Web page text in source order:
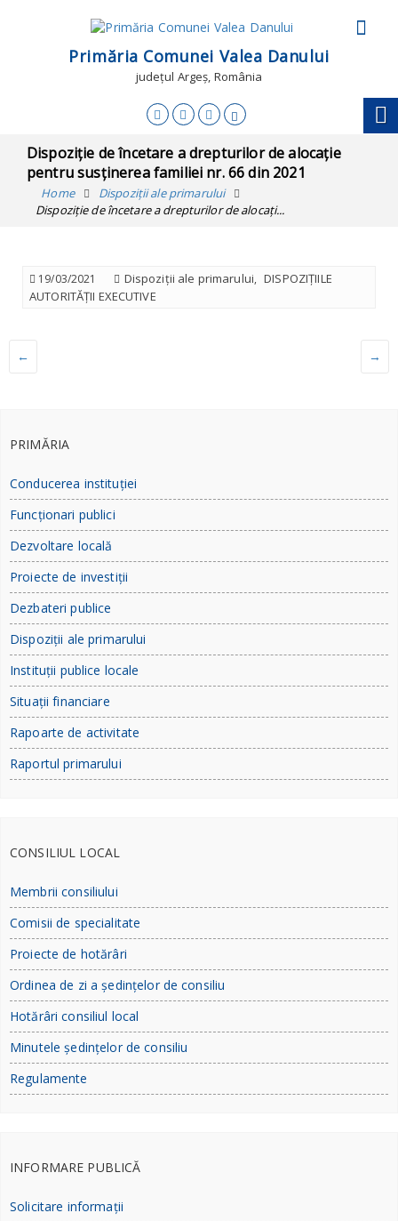
Primăria Comunei Valea Danului
județul Argeș, România
Dispoziție de încetare a drepturilor de alocație
pentru susținerea familiei nr. 66 din 2021
Home
Dispoziții ale primarului
Dispoziție de încetare a drepturilor de alocați...
19/03/2021 Dispoziții ale primarului, DISPOZIȚIILE
AUTORITĂȚII EXECUTIVE
← →
PRIMĂRIA
Conducerea instituției
Funcționari publici
Dezvoltare locală
Proiecte de investiții
Dezbateri publice
Dispoziții ale primarului
Instituții publice locale
Situații financiare
Rapoarte de activitate
Raportul primarului
CONSILIUL LOCAL
Membrii consiliului
Comisii de specialitate
Proiecte de hotărâri
Ordinea de zi a ședințelor de consiliu
Hotărâri consiliul local
Minutele ședințelor de consiliu
Regulamente
INFORMARE PUBLICĂ
Solicitare informații